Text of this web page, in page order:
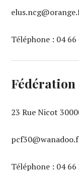
Téléphone : 04 66
Fédération
23 Rue Nicot
Téléphone : 04 66